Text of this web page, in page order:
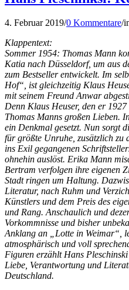
4. Februar 2019/0 Kommentare/
Klappentext:
Sommer 1954: Thomas Mann
Katia nach Düsseldorf, um aus
zum Bestseller entwickelt. Im
Hof“, ist gleichzeitig Klaus
mit seinem Freund Anwar
Denn Klaus Heuser, den er
Thomas Manns großen Lieben.
ein Denkmal gesetzt. Nun sorgt
für größte Unruhe, zusätzlich zu
ins Exil gegangenen
ohnehin auslöst. Erika Mann
Bertram verfolgen ihre eigenen
Stadt ringen um Haltung.
Literatur, nach Ruhm und
Künstlers und dem Preis des
und Rang. Anschaulich und
Vorkommnisse und bisher
Anklang an „Lotte in Weimar“,
atmosphärisch und voll
Figuren erzählt Hans
Liebe, Verantwortung und
Deutschland.